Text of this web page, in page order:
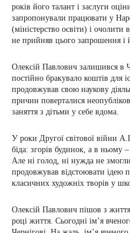
років його талант і заслуги
запропонували працювати у
(міністерство освіти) і очолити
не прийняв цього запрошення і
Олексій Павлович залишився в
постійно бракувало коштів для
продовжував свою наукову
причин поверталися
заняття з дітьми у себе вдома.
У роки Другої світової війни
біда: згорів будинок, а в ньому
Але ні голод, ні нужда не
продовжував відстоювати ідею
класичних художніх творів у
Олексій Павлович пішов з
році життя. Сьогодні ім’я